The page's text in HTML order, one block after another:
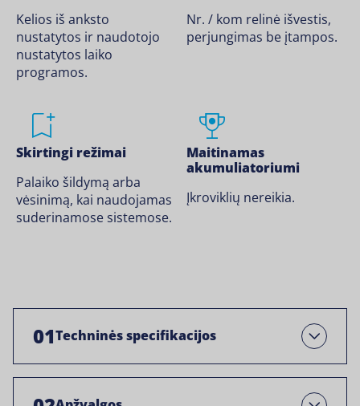
Kelios iš anksto
nustatytos ir naudotojo
nustatytos laiko
programos.
Nr. / kom relinė išvestis,
perjungimas be įtampos.
Skirtingi režimai
Palaiko šildymą arba
vėsinimą, kai naudojamas
suderinamose sistemose.
Maitinamas
akumuliatoriumi
Įkroviklių nereikia.
01Techninės specifikacijos Atviras